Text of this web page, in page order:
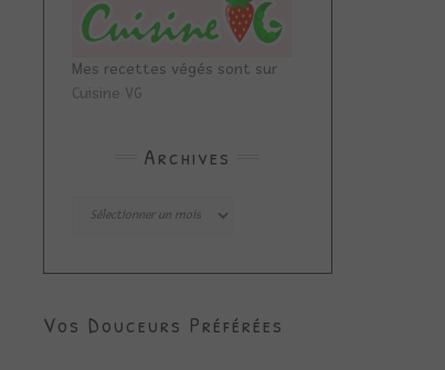
Mes recettes végés sont sur
Cuisine VG
Archives
Archives
Vos Douceurs Préférées